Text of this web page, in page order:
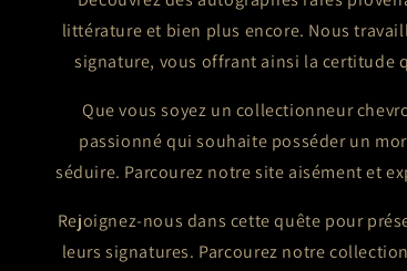
littérature et bien plus encore. Nous
signature, vous offrant ainsi la certitude
Que vous soyez un collectionneur
passionné qui souhaite posséder un
séduire. Parcourez notre site aisément et
Rejoignez-nous dans cette quête pour
leurs signatures. Parcourez notre